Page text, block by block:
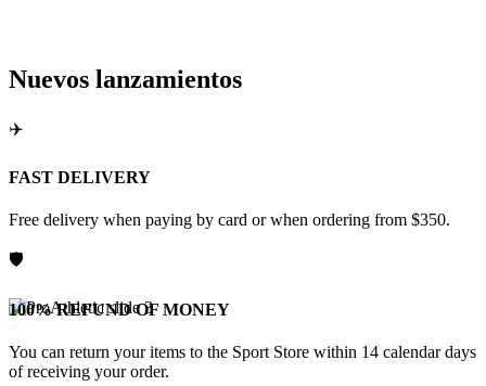
PARA CORRER
ENTRENAR
TOMATODOS, ZAPATILLAS Y MÁS
Tienda Deportiva
Nuevos lanzamientos
✈️
FAST DELIVERY
Free delivery when paying by card or when ordering from $350.
🛡️
100% REFUND OF MONEY
You can return your items to the Sport Store within 14 calendar days
of receiving your order.